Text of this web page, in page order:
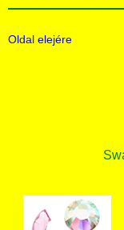
Oldal elejére